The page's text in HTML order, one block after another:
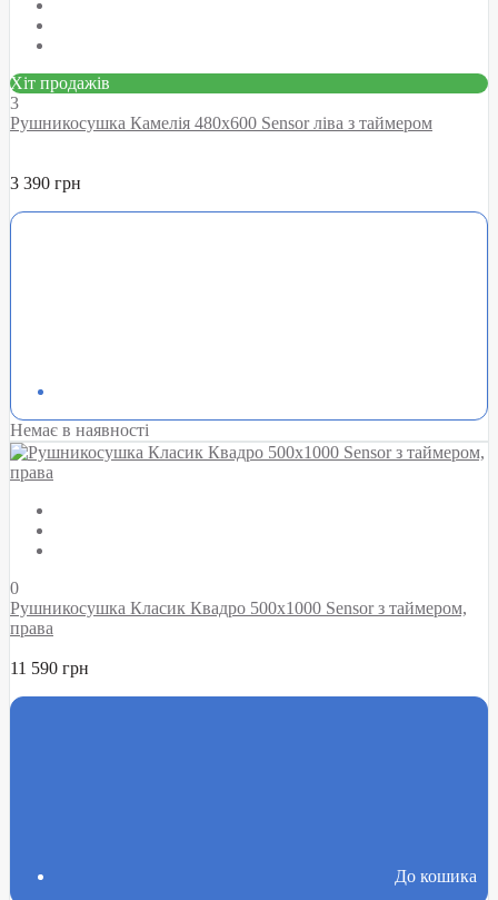
Хіт продажів
3
Рушникосушка Камелія 480х600 Sensor ліва з таймером
3 390 грн
Немає в наявності
0
Рушникосушка Класик Квадро 500х1000 Sensor з таймером,
права
11 590 грн
До кошика